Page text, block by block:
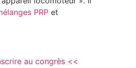
PRP et
au congrès <<